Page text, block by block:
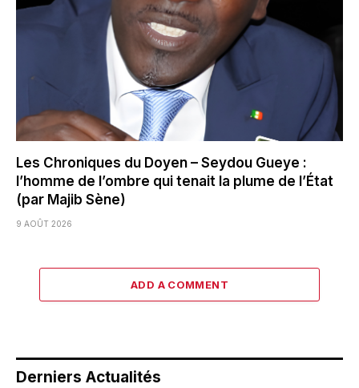
Les Chroniques du Doyen – Seydou Gueye :
l’homme de l’ombre qui tenait la plume de l’État
(par Majib Sène)
9 AOÛT 2026
ADD A COMMENT
Derniers Actualités